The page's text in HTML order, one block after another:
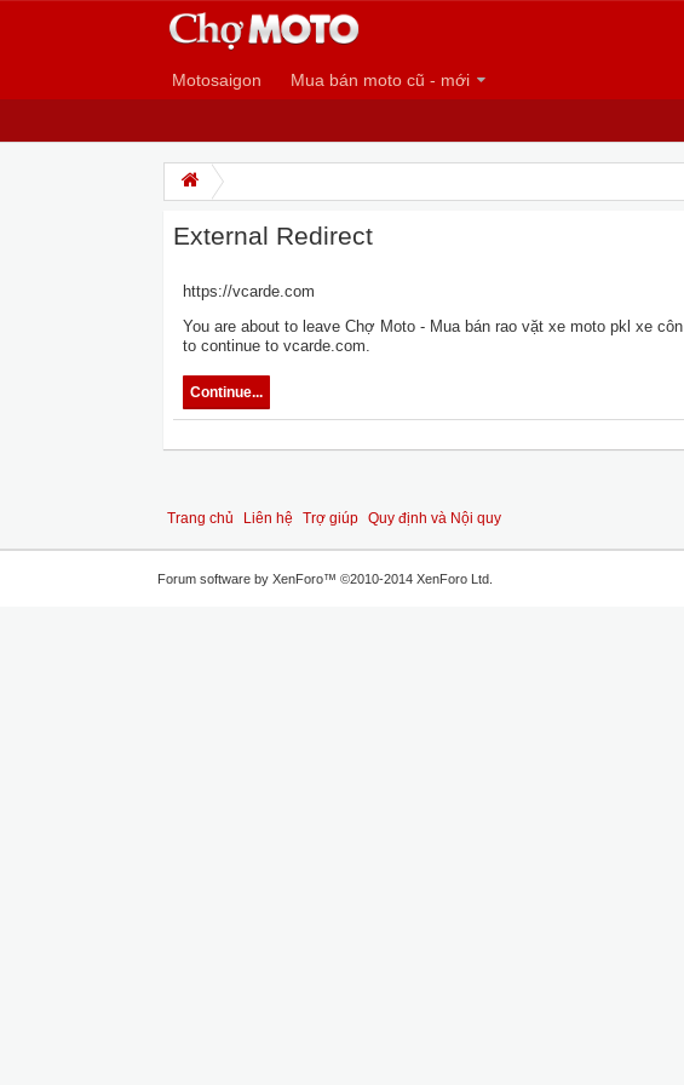
Motosaigon Mua bán moto cũ - mới
External Redirect
https://vcarde.com
You are about to leave Chợ Moto - Mua bán rao vặt xe moto pkl xe
to continue to vcarde.com.
Continue...
Trang chủ Liên hệ Trợ giúp Quy định và Nội quy
Forum software by XenForo™ ©2010-2014 XenForo Ltd.